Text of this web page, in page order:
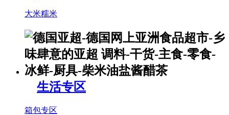
大米糯米
生活专区
箱包专区